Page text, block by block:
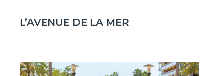
L’AVENUE DE LA MER